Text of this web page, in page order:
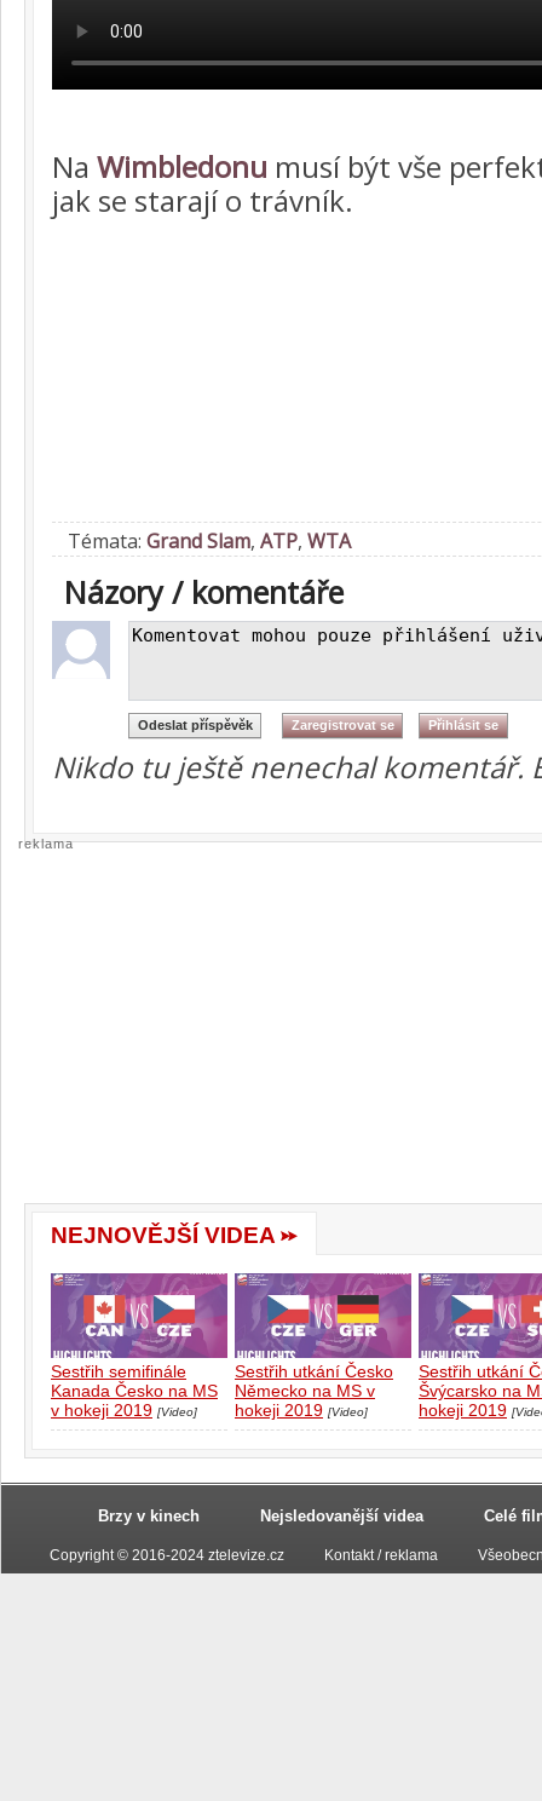
Na Wimbledonu musí být vše
jak se starají o trávník.
Témata: Grand Slam, ATP, WTA
Názory / komentáře
Nikdo tu ještě nenechal komentář.
reklama
NEJNOVĚJŠÍ VIDEA
Sestřih semifinále
Kanada Česko na MS
v hokeji 2019 [Video]
Sestřih utkání Česko
Německo na MS v
hokeji 2019 [Video]
Sestřih utkání
Švýcarsko na
hokeji 2019
Brzy v kinech Nejsledovanější videa Celé
Copyright © 2016-2024 ztelevize.cz Kontakt / reklama